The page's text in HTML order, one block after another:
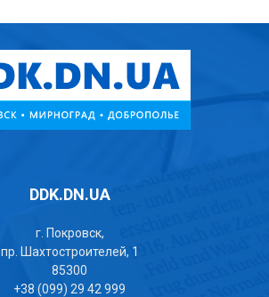
DDK.DN.UA
г. Покровск,
пр. Шахтостроителей, 1
85300
+38 (099) 29 42 999